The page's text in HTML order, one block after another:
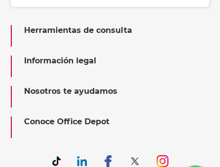
Herramientas de consulta
Información legal
Nosotros te ayudamos
Conoce Office Depot